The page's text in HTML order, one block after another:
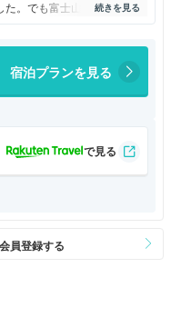
。でも富士山とつつじが一
宿泊プランを見る